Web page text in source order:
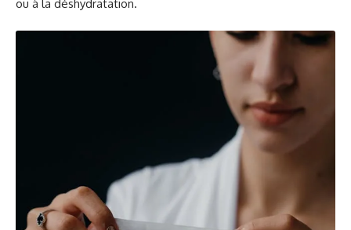
ou à la déshydratation.